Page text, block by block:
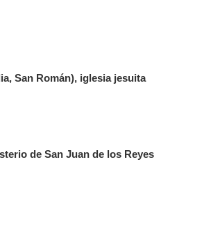
San Román), iglesia jesuita
de San Juan de los Reyes